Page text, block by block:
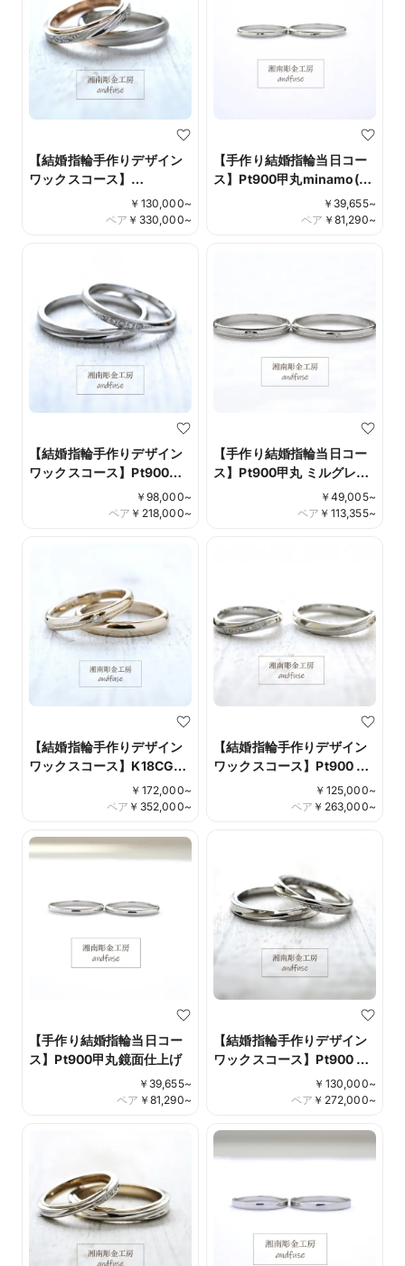
【結婚指輪手作りデザイン
ワックスコース】
Pt900/K18PG 鏡面/つや消
し仕上げコンビネーション
￥ 130,000~
￥ 330,000~
ペア
【手作り結婚指輪当日コー
ス】Pt900甲丸minamo(み
なも）＊当工房オリジナル
￥ 39,655~
￥ 81,290~
ペア
【結婚指輪手作りデザイン
ワックスコース】Pt900甲
丸鏡面/つや消し仕上げ ダイ
アモンド彫り留め Design
￥ 98,000~
￥ 218,000~
ペア
【手作り結婚指輪当日コー
ス】Pt900甲丸 ミルグレイ
￥ 49,005~
￥ 113,355~
ペア
【結婚指輪手作りデザイン
ワックスコース】K18CG甲
丸鏡面仕上げ ダイアモンド
彫り留め ミルグレイン
￥ 172,000~
￥ 352,000~
ペア
【結婚指輪手作りデザイン
ワックスコース】Pt900 鏡
面仕上げ ダイアモンド彫り
留め Design No.012
￥ 125,000~
￥ 263,000~
ペア
【手作り結婚指輪当日コー
ス】Pt900甲丸鏡面仕上げ
￥ 39,655~
￥ 81,290~
ペア
【結婚指輪手作りデザイン
ワックスコース】Pt900 鏡
面仕上げ ダイアモンド彫り
留め Design No.010
￥ 130,000~
￥ 272,000~
ペア